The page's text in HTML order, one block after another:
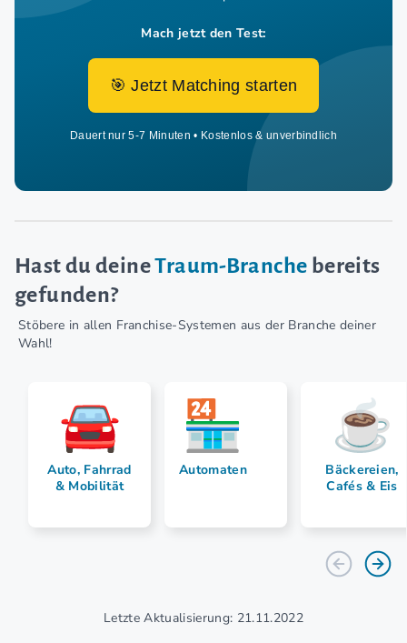
Mach jetzt den Test:
🎯 Jetzt Matching starten
Dauert nur 5-7 Minuten • Kostenlos & unverbindlich
Hast du deineTraum-Branche bereits
gefunden?
Stöbere in allen Franchise-Systemen aus der Branche deiner
Wahl!
Auto, Fahrrad
& Mobilität
Automaten
Bäckereien,
Cafés & Eis
Letzte Aktualisierung: 21.11.2022